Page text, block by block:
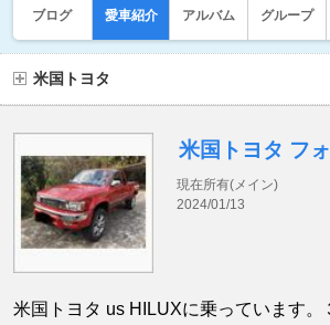
ブログ 愛車紹介 アルバム グループ
米国トヨタ
米国トヨタ フ
現在所有(メイン)
2024/01/13
米国トヨタ us HILUXに乗っています。